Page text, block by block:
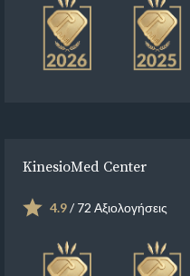
KinesioMed Center
4.9/ 72 Αξιολογήσεις